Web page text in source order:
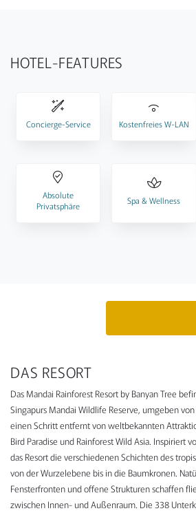
HOTEL-FEATURES
Concierge-Service Kostenfreies W-LAN
Absolute
Privatsphäre
Spa & Wellness
DAS RESORT
Das Mandai Rainforest Resort by Banyan Tree
Singapurs Mandai Wildlife Reserve, umgeben
einen Schritt entfernt von weltbekannten
Bird Paradise und Rainforest Wild Asia. Inspiriert
das Resort die verschiedenen Schichten des
von der Wurzelebene bis in die Baumkronen.
Fensterfronten und offene Strukturen schaffen
zwischen Innen- und Außenraum. Die 338